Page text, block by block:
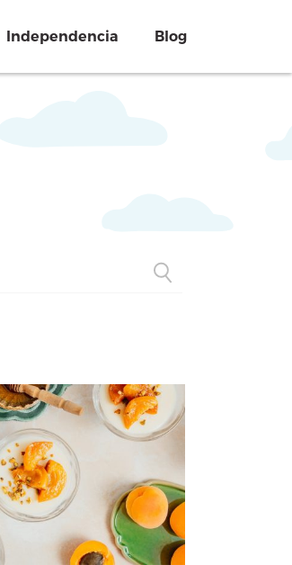
Independencia Blog